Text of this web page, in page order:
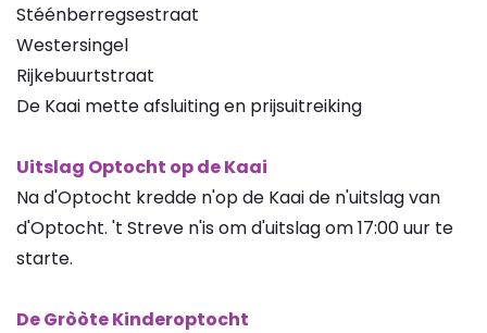
Stéénberregsestraat
Westersingel
Rijkebuurtstraat
De Kaai mette afsluiting en prijsuitreiking
Uitslag Optocht op de Kaai
Na d'Optocht kredde n'op de Kaai de n'uitslag van
d'Optocht. 't Streve n'is om d'uitslag om 17:00 uur te
starte.
De Gròòte Kinderoptocht